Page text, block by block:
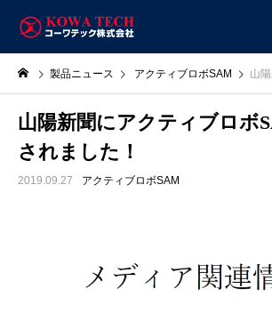
製品ニュース アクティブロボSAM 山陽新聞
山陽新聞にアクティブロボ
されました！
2019.09.27 アクティブロボSAM